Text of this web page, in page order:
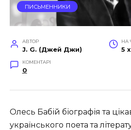
ПИСЬМЕННИКИ
АВТОР
J. G. (Джей Джи)
НА
5
КОМЕНТАРІ
0
Олесь Бабій біографія та
українського поета та